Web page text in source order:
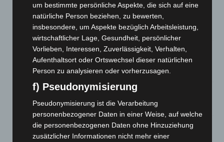
Region Hannover: 21 neue Notfallsanitäter starten beim
Roten Kreuz
5. August 2026
Mann läuft mit Hockeyschläger über A7 – Polizei sucht
Zeugen
5. August 2026
Celle: Mensch stirbt bei Bagger-Unfall auf Baustelle
5. August 2026
Gasleitung bei McDonald’s-Umbau in Langenhagen
beschädigt
um bestimmte persönliche Aspekte, die sich auf eine
natürliche Person beziehen, zu bewerten,
insbesondere, um Aspekte bezüglich Arbeitsleistung,
wirtschaftlicher Lage, Gesundheit, persönlicher
Vorlieben, Interessen, Zuverlässigkeit, Verhalten,
Aufenthaltsort oder Ortswechsel dieser natürlichen
Person zu analysieren oder vorherzusagen.
f) Pseudonymisierung
Pseudonymisierung ist die Verarbeitung
personenbezogener Daten in einer Weise, auf welche
die personenbezogenen Daten ohne Hinzuziehung
zusätzlicher Informationen nicht mehr einer